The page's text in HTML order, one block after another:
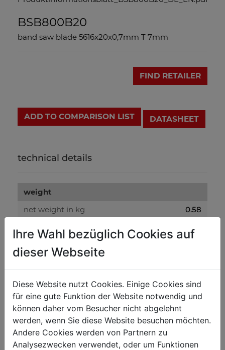
BSB800B20
band saw blade 5616x20x0,7mm T 7mm
FIND RETAILER
ADD TO COMPARISON LIST DATASHEET
technical details
weight
net weight in kg
0.58
0.58
packaging
packaging width in mm
0
packaging length in mm
general data
Ihre Wahl bezüglich Cookies auf
dieser Webseite
Diese Website nutzt Cookies. Einige Cookies sind
für eine gute Funktion der Website notwendig und
können daher vom Besucher nicht abgelehnt
werden, wenn Sie diese Website besuchen möchten.
Andere Cookies werden von Partnern zu
Analysezwecken verwendet, oder um Funktionen